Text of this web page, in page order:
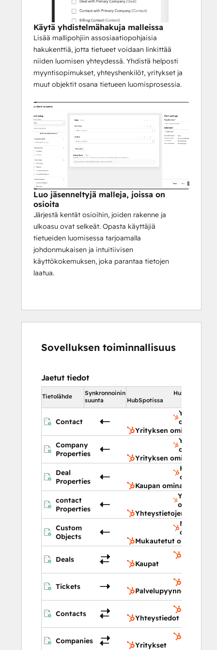
Käytä yhdistelmähakuja malleissa
Lisää mallipohjiin assosiaatiopohjaisia
hakukenttiä, jotta tietueet voidaan linkittää
niiden luomisen yhteydessä. Yhdistä helposti
myyntisopimukset, yhteyshenkilöt, yritykset ja
muut objektit osana tietueen luomisprosessia.
Luo jäsenneltyjä malleja, joissa on
osioita
Järjestä kentät osioihin, joiden rakenne ja
ulkoasu ovat selkeät. Opasta käyttäjiä
tietueiden luomisessa tarjoamalla
johdonmukaisen ja intuitiivisen
käyttökokemuksen, joka parantaa tietojen
laatua.
Sovelluksen toiminnallisuus
Jaetut tiedot
Tietolähde
Synkronnoinin
suunta
HubSpotissa
HubSpotissa
Contact
Yrityksen
Yrityksen ominaisuudet
Company
Properties
Yrityksen
Yrityksen ominaisuudet
Deal
Properties
Kaupan
Kaupan ominaisuudet
contact
Properties
Yhteystietojen
Custom
Objects
objektit
Mukautetut objektit
Deals
Kaupat
Tickets
Palvelupyynnöt
Contacts
Yhteystiedot
Companies
Yritykset